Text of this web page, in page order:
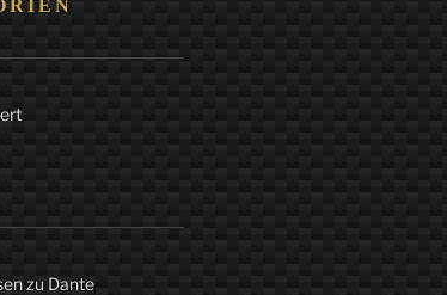
zu Dante